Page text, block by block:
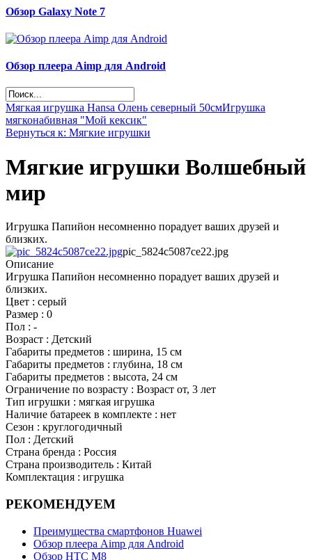
Обзор Galaxy Note 7
Обзор плеера Aimp для Android
Мягкая игрушка Hansa Олень северный 50смИгрушка
мягконабивная "Мой кексик"
Вернуться к: Мягкие игрушки
Мягкие игрушки Волшебный
мир
Игрушка Папийон несомненно порадует ваших друзей и
близких.
pic_5824c5087ce22.jpg
Описание
Игрушка Папийон несомненно порадует ваших друзей и
близких.
Цвет : серый
Размер : 0
Пол : -
Возраст : Детский
Габариты предметов : ширина, 15 см
Габариты предметов : глубина, 18 см
Габариты предметов : высота, 24 см
Ограничение по возрасту : Возраст от, 3 лет
Тип игрушки : мягкая игрушка
Наличие батареек в комплекте : нет
Сезон : круглогодичный
Пол : Детский
Страна бренда : Россия
Страна производитель : Китай
Комплектация : игрушка
РЕКОМЕНДУЕМ
Преимущества смартфонов Huawei
Обзор плеера Aimp для Android
Обзор НТС М8